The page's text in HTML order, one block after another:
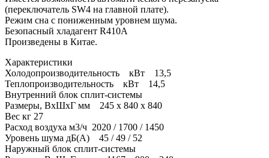
(переключатель SW4 на главной плате).
Режим сна с пониженным уровнем шума.
Безопасный хладагент R410A
Произведены в Китае.
Характеристики
Холодопроизводительность кВт 13,5
Теплопроизводительность кВт 14,5
Внутренний блок сплит-системы
Размеры, ВхШхГ мм 245 x 840 x 840
Вес кг 27
Расход воздуха м3/ч 2020 / 1700 / 1450
Уровень шума дБ(А) 45 / 49 / 52
Наружный блок сплит-системы